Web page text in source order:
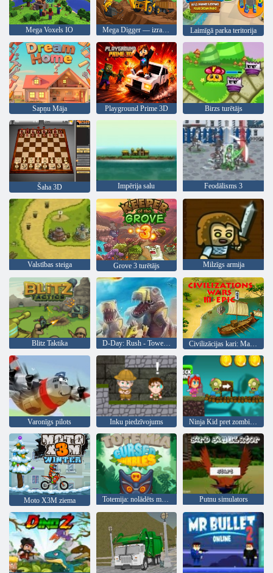
Mega Voxels IO Mega Digger — izrakumu izklaide Laimīgā parka teritorija
Sapņu Māja Playground Prime 3D Birzs turētājs
Šaha 3D Impērija salu Feodālisms 3
Valstības steiga Grove 3 turētājs Milzīgs armija
Blitz Taktika D-Day: Rush - Tower Defense Civilizācijas kari: Master Edition
Varonīgs pilots Inku piedzīvojums Ninja Kid pret zombijiem
Moto X3M ziema Totemija: nolādēts marmors Putnu simulators